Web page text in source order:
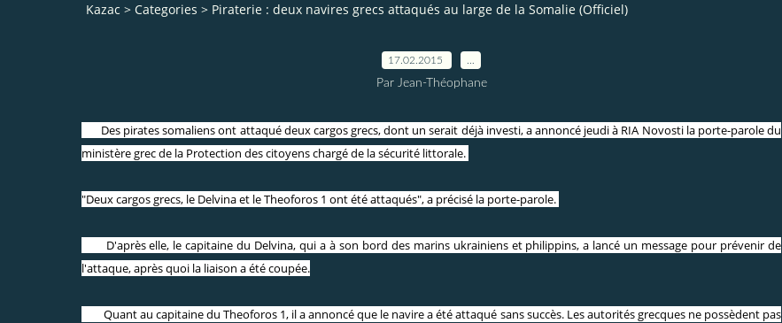
Kazac > Categories > Piraterie : deux navires grecs attaqués au large de la Somalie (Officiel)
17.02.2015
Par Jean-Théophane
Des pirates somaliens ont attaqué deux cargos grecs, dont un serait déjà investi, a annoncé jeudi à RIA Novosti la porte-parole du
ministère grec de la Protection des citoyens chargé de la sécurité littorale.
"Deux cargos grecs, le Delvina et le Theoforos 1 ont été attaqués", a précisé la porte-parole.
D'après elle, le capitaine du Delvina, qui a à son bord des marins ukrainiens et philippins, a lancé un message pour prévenir de
l'attaque, après quoi la liaison a été coupée.
Quant au capitaine du Theoforos 1, il a annoncé que le navire a été attaqué sans succès. Les autorités grecques ne possèdent pas